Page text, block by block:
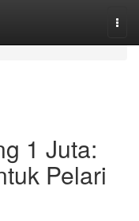
1 Juta:
Pelari